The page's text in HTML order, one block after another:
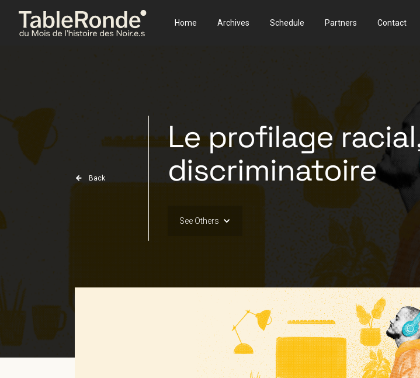
Home Archives Schedule Partners Contact
Back
Le profilage
discriminatoire
See Others